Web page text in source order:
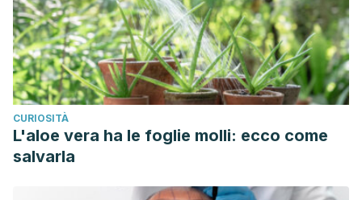
CURIOSITÀ
L'aloe vera ha le foglie molli: ecco come
salvarla